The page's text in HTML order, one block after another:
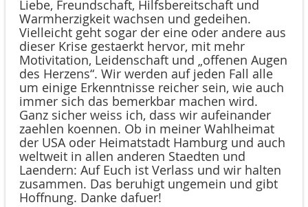
Liebe, Freundschaft, Hilfsbereitschaft und
Warmherzigkeit wachsen und gedeihen.
Vielleicht geht sogar der eine oder andere aus
dieser Krise gestaerkt hervor, mit mehr
Motivitation, Leidenschaft und „offenen Augen
des Herzens“. Wir werden auf jeden Fall alle
um einige Erkenntnisse reicher sein, wie auch
immer sich das bemerkbar machen wird.
Ganz sicher weiss ich, dass wir aufeinander
zaehlen koennen. Ob in meiner Wahlheimat
der USA oder Heimatstadt Hamburg und auch
weltweit in allen anderen Staedten und
Laendern: Auf Euch ist Verlass und wir halten
zusammen. Das beruhigt ungemein und gibt
Hoffnung. Danke dafuer!